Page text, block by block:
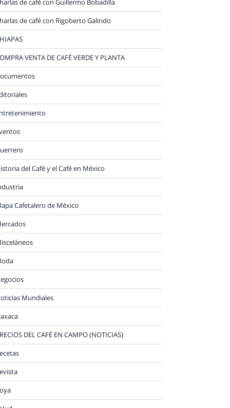
de café con Rigoberto Galindo
VENTA DE CAFÉ VERDE Y PLANTA
del Café y el Café en México
Cafetalero de México
Mundiales
DEL CAFÉ EN CAMPO (NOTICIAS)